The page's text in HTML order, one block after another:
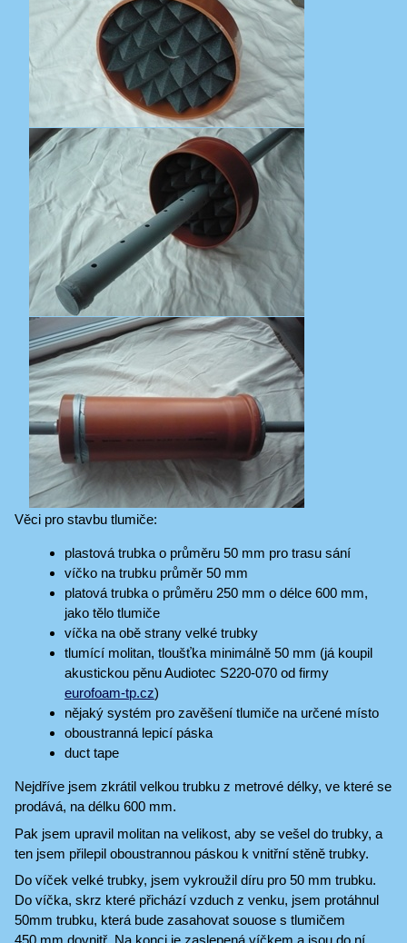
Věci pro stavbu tlumiče:
plastová trubka o průměru 50 mm pro trasu sání
víčko na trubku průměr 50 mm
platová trubka o průměru 250 mm o délce 600 mm,
jako tělo tlumiče
víčka na obě strany velké trubky
tlumící molitan, tloušťka minimálně 50 mm (já koupil
akustickou pěnu Audiotec S220-070 od firmy
eurofoam-tp.cz)
nějaký systém pro zavěšení tlumiče na určené místo
oboustranná lepicí páska
duct tape
Nejdříve jsem zkrátil velkou trubku z metrové délky, ve které se
prodává, na délku 600 mm.
Pak jsem upravil molitan na velikost, aby se vešel do trubky, a
ten jsem přilepil oboustrannou páskou k vnitřní stěně trubky.
Do víček velké trubky, jsem vykroužil díru pro 50 mm trubku.
Do víčka, skrz které přichází vzduch z venku, jsem protáhnul
50mm trubku, která bude zasahovat souose s tlumičem
450 mm dovnitř. Na konci je zaslepená víčkem a jsou do ní